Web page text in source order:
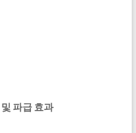
파급 효과